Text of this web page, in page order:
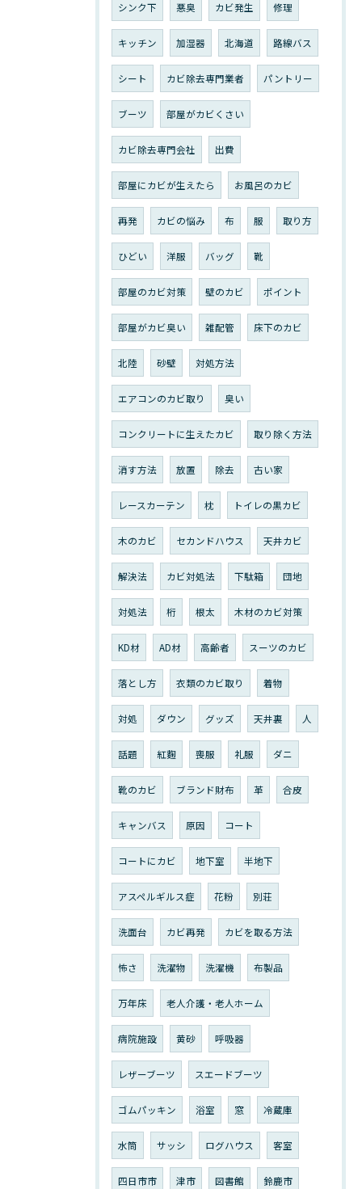
シンク下 悪臭 カビ発生 修理
キッチン 加湿器 北海道 路線バス
シート カビ除去専門業者 パントリー
ブーツ 部屋がカビくさい
カビ除去専門会社 出費
部屋にカビが生えたら お風呂のカビ
再発 カビの悩み 布 服 取り方
ひどい 洋服 バッグ 靴
部屋のカビ対策 壁のカビ ポイント
部屋がカビ臭い 雑配管 床下のカビ
北陸 砂壁 対処方法
エアコンのカビ取り 臭い
コンクリートに生えたカビ 取り除く方法
消す方法 放置 除去 古い家
レースカーテン 枕 トイレの黒カビ
木のカビ セカンドハウス 天井カビ
解決法 カビ対処法 下駄箱 団地
対処法 桁 根太 木材のカビ対策
KD材 AD材 高齢者 スーツのカビ
落とし方 衣類のカビ取り 着物
対処 ダウン グッズ 天井裏 人
話題 紅麴 喪服 礼服 ダニ
靴のカビ ブランド財布 革 合皮
キャンバス 原因 コート
コートにカビ 地下室 半地下
アスペルギルス症 花粉 別荘
洗面台 カビ再発 カビを取る方法
怖さ 洗濯物 洗濯機 布製品
万年床 老人介護・老人ホーム
病院施設 黄砂 呼吸器
レザーブーツ スエードブーツ
ゴムパッキン 浴室 窓 冷蔵庫
水筒 サッシ ログハウス 客室
四日市市 津市 図書館 鈴鹿市